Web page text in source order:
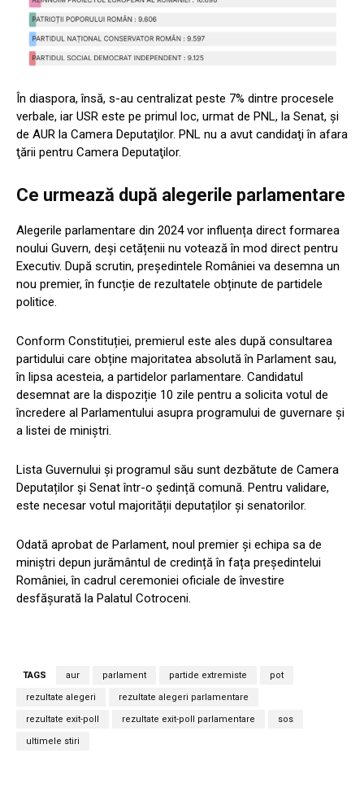
În diaspora, însă, s-au centralizat peste 7% dintre procesele
verbale, iar USR este pe primul loc, urmat de PNL, la Senat, şi
de AUR la Camera Deputaţilor. PNL nu a avut candidaţi în afara
ţării pentru Camera Deputaţilor.
Ce urmează după alegerile parlamentare
Alegerile parlamentare din 2024 vor influența direct formarea
noului Guvern, deși cetățenii nu votează în mod direct pentru
Executiv. După scrutin, președintele României va desemna un
nou premier, în funcție de rezultatele obținute de partidele
politice.
Conform Constituției, premierul este ales după consultarea
partidului care obține majoritatea absolută în Parlament sau,
în lipsa acesteia, a partidelor parlamentare. Candidatul
desemnat are la dispoziție 10 zile pentru a solicita votul de
încredere al Parlamentului asupra programului de guvernare și
a listei de miniștri.
Lista Guvernului și programul său sunt dezbătute de Camera
Deputaților și Senat într-o ședință comună. Pentru validare,
este necesar votul majorității deputaților și senatorilor.
Odată aprobat de Parlament, noul premier și echipa sa de
miniștri depun jurământul de credință în fața președintelui
României, în cadrul ceremoniei oficiale de învestire
desfășurată la Palatul Cotroceni.
TAGS aur parlament partide extremiste pot
rezultate alegeri rezultate alegeri parlamentare
rezultate exit-poll rezultate exit-poll parlamentare sos
ultimele stiri